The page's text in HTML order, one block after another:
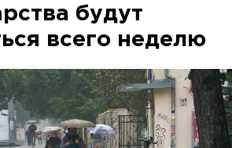
будут
всего неделю